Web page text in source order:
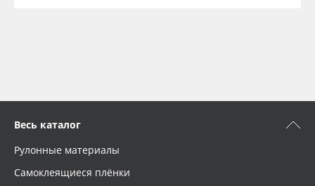
Весь каталог
Рулонные материалы
Самоклеящиеся плёнки